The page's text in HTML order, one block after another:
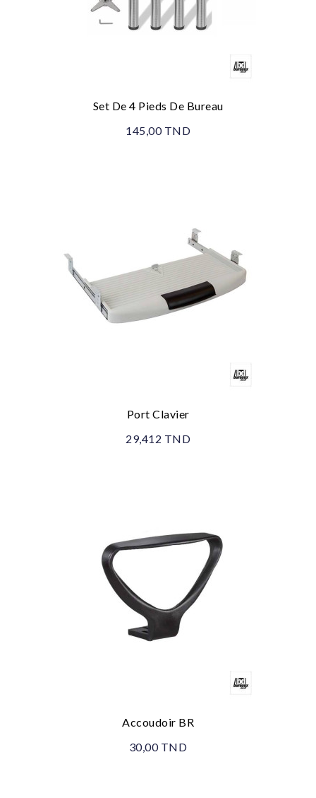
Set De 4 Pieds De Bureau
145,00 TND
Port Clavier
29,412 TND
Accoudoir BR
30,00 TND